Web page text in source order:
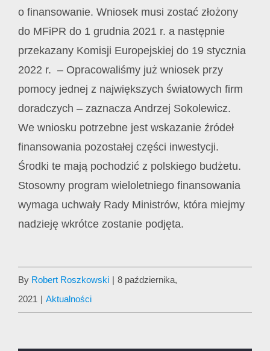
o finansowanie. Wniosek musi zostać złożony
do MFiPR do 1 grudnia 2021 r. a następnie
przekazany Komisji Europejskiej do 19 stycznia
2022 r. – Opracowaliśmy już wniosek przy
pomocy jednej z największych światowych firm
doradczych – zaznacza Andrzej Sokolewicz.
We wniosku potrzebne jest wskazanie źródeł
finansowania pozostałej części inwestycji.
Środki te mają pochodzić z polskiego budżetu.
Stosowny program wieloletniego finansowania
wymaga uchwały Rady Ministrów, która miejmy
nadzieję wkrótce zostanie podjęta.
By Robert Roszkowski | 8 października,
2021 | Aktualności